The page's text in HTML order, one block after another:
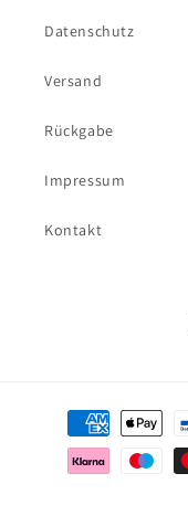
Datenschutz
Versand
Rückgabe
Impressum
Kontakt
Zahlungsmethoden